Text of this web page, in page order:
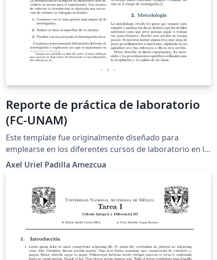
Reporte de práctica de laboratorio
(FC-UNAM)
Este template fue originalmente diseñado para
emplearse en los diferentes cursos de laboratorio en la
Facultad de Ciencias de la UNAM. El template incluye un
de ciertos libros de referencia. Aunque esta plantilla
está equipada con todos los paquetes y funciones que
al autor le parecieron pertinentes, se le extiende la
invitación al usuario de personalizar y mejorar
cualquier aspecto que le parezca necesario. Cualquier
comentario o sugerencia de mejora será bienvenida en
el correo del autor: axelpadilla@ciencias.unam.mx
Axel Uriel Padilla Amezcua